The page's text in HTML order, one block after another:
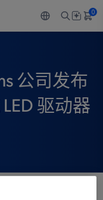
0
公司发布
驱动器